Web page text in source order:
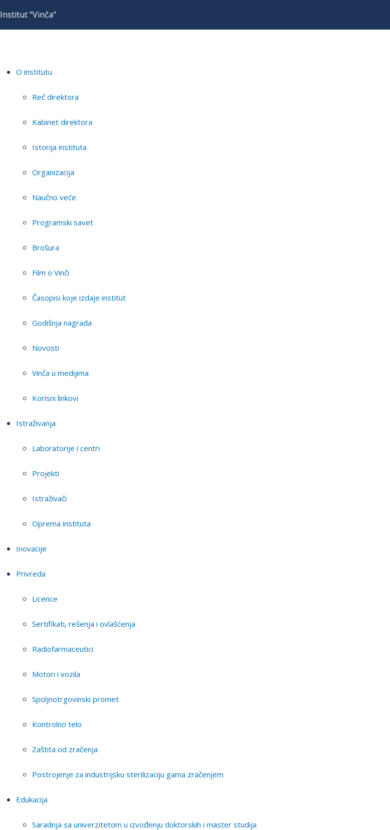
Institut "Vinča"
O institutu
Reč direktora
Kabinet direktora
Istorija instituta
Organizacija
Naučno veće
Programski savet
Brošura
Film o Vinči
Časopisi koje izdaje institut
Godišnja nagrada
Novosti
Vinča u medijima
Korisni linkovi
Istraživanja
Laboratorije i centri
Projekti
Istraživači
Oprema instituta
Inovacije
Privreda
Licence
Sertifikati, rešenja i ovlašćenja
Radiofarmaceutici
Motori i vozila
Spoljnotrgovinski promet
Kontrolno telo
Zaštita od zračenja
Postrojenje za industrijsku sterilizaciju gama zračenjem
Edukacija
Saradnja sa univerzitetom u izvođenju doktorskih i master studija